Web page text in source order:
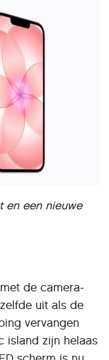
en een nieuwe
de camera-
uit als de
vervangen
island zijn helaas